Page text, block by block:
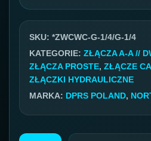
1/4''/
1/4''
SKU: *ZWCWC-G-1/4/G-1/4
KATEGORIE: ZŁĄCZA A-A //
ZŁĄCZA PROSTE, ZŁĄCZE
ZŁĄCZKI HYDRAULICZNE
MARKA: DPRS POLAND,